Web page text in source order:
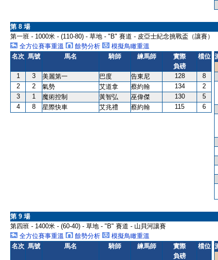
第 8 場
第一班 - 1000米 - (110-80) - 草地 - "B" 賽道 - 皮亞士紀念挑戰盃（讓賽）
全方位賽事重溫
餘勢分析
模擬鳥瞰重溫
名次 馬號 馬名 騎師 練馬師
實際
負磅
檔位
1 3 美麗第一 巴度 告東尼 128
8
2
2 氣勢 艾道拿 蔡約翰 134
2
3
1 魔術控制 黃智弘 巫偉傑 130
5
4
8 星際快車 艾兆禮 蔡約翰 115 6
第 9 場
第四班 - 1400米 - (60-40) - 草地 - "B" 賽道 - 山貝河讓賽
全方位賽事重溫
餘勢分析
模擬鳥瞰重溫
名次 馬號 馬名 騎師 練馬師
實際
負磅
檔位